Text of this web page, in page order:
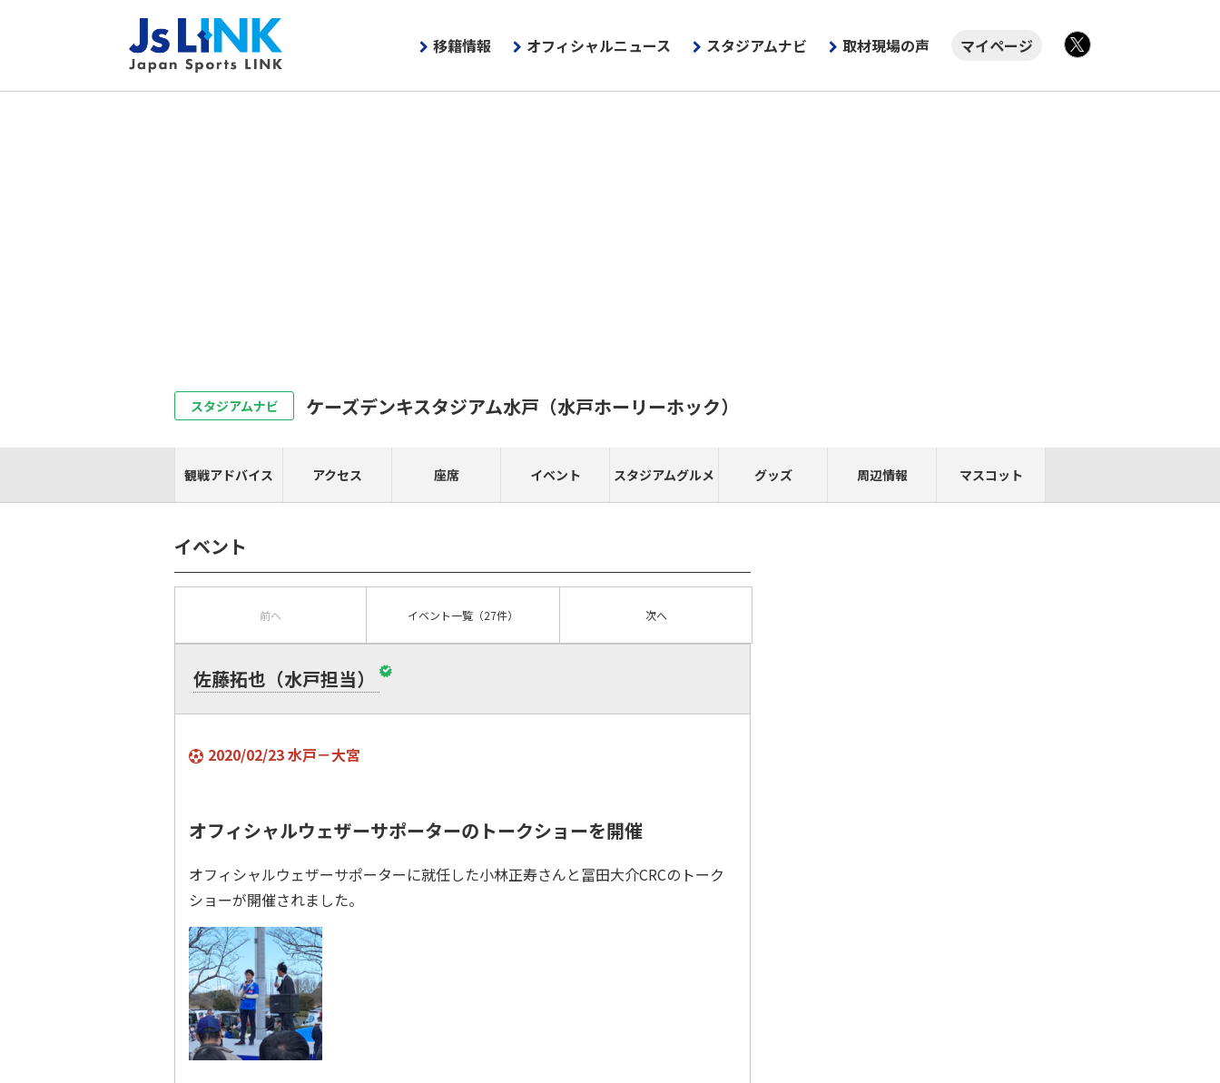
移籍情報 オフィシャルニュース スタジアムナビ 取材現場の声
マイページ
スタジアムナビ ケーズデンキスタジアム水戸 （水戸ホーリーホック）
観戦アドバイス アクセス 座席 イベント スタジアムグルメ グッズ 周辺情報 マスコット
イベント
前へ イベント一覧 （27件） 次へ
佐藤拓也（水戸担当）
2020/02/23 水戸－大宮
オフィシャルウェザーサポーターのトークショーを開催
オフィシャルウェザーサポーターに就任した小林正寿さんと冨田大介CRCのトーク
ショーが開催されました。